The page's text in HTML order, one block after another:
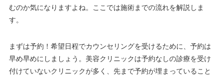
むのか気になりますよね。ここでは施術までの流れを解説しま
す。
まずは予約！希望日程でカウンセリングを受けるために、予約は
早め早めにしましょう。美容クリニックは予約なしの診療を受け
付けていないクリニックが多く、先まで予約が埋まっていること